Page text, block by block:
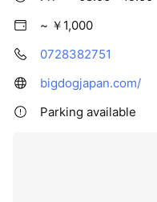
~ ￥1,000
0728382751
bigdogjapan.com/
Parking available